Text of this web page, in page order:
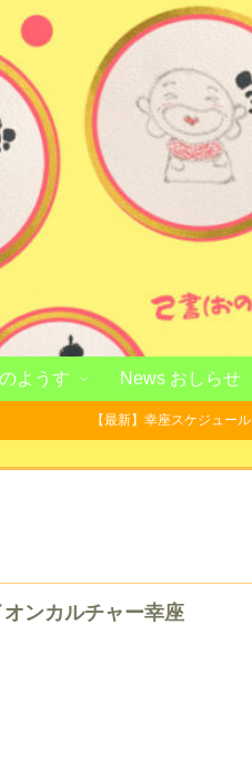
ようす News おしらせ
【最新】幸座スケジュール
ンカルチャー幸座